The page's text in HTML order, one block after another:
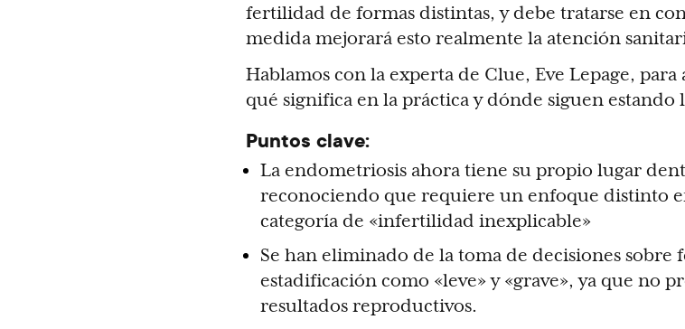
fertilidad de formas distintas, y debe tratarse en
medida mejorará esto realmente la atención
Hablamos con la experta de Clue, Eve Lepage,
qué significa en la práctica y dónde siguen estando
Puntos clave:
La endometriosis ahora tiene su propio lugar
reconociendo que requiere un enfoque distinto
categoría de «infertilidad inexplicable»
Se han eliminado de la toma de decisiones sobre
estadificación como «leve» y «grave», ya que no
resultados reproductivos.